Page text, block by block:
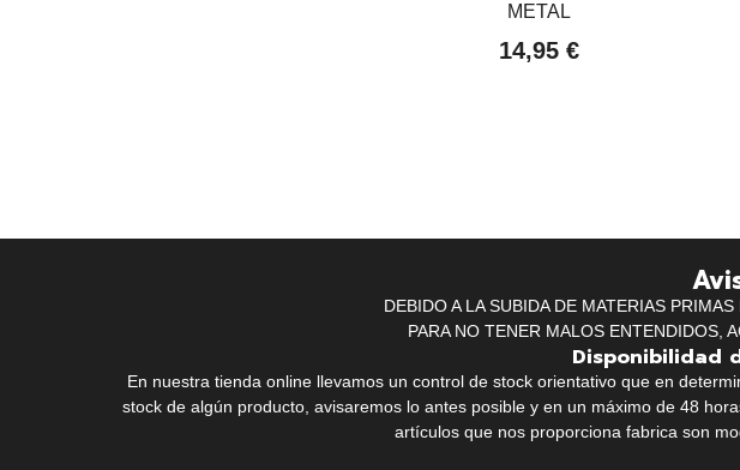
METAL
14,95 €
DEBIDO A LA SUBIDA DE MATERIAS
PARA NO TENER MALOS ENTENDIDOS,
Disponibilidad
En nuestra tienda online llevamos un control de stock orientativo que en
stock de algún producto, avisaremos lo antes posible y en un máximo de 48
artículos que nos proporciona fabrica son